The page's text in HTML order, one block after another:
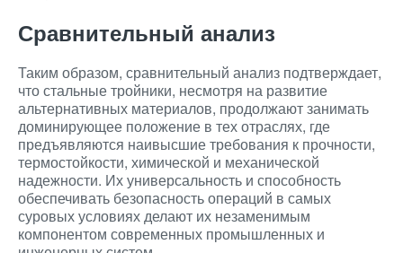
Сравнительный анализ
Таким образом, сравнительный анализ подтверждает,
что стальные тройники, несмотря на развитие
альтернативных материалов, продолжают занимать
доминирующее положение в тех отраслях, где
предъявляются наивысшие требования к прочности,
термостойкости, химической и механической
надежности. Их универсальность и способность
обеспечивать безопасность операций в самых
суровых условиях делают их незаменимым
компонентом современных промышленных и